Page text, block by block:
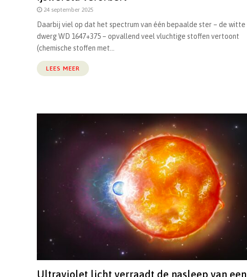
24 september 2025
Daarbij viel op dat het spectrum van één bepaalde ster – de witte
dwerg WD 1647+375 – opvallend veel vluchtige stoffen vertoont
(chemische stoffen met...
LEES MEER
Ultraviolet licht verraadt de nasleep van een